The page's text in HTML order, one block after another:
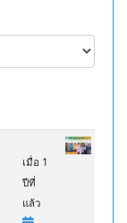
เมื่อ 1
ปีที่
แล้ว